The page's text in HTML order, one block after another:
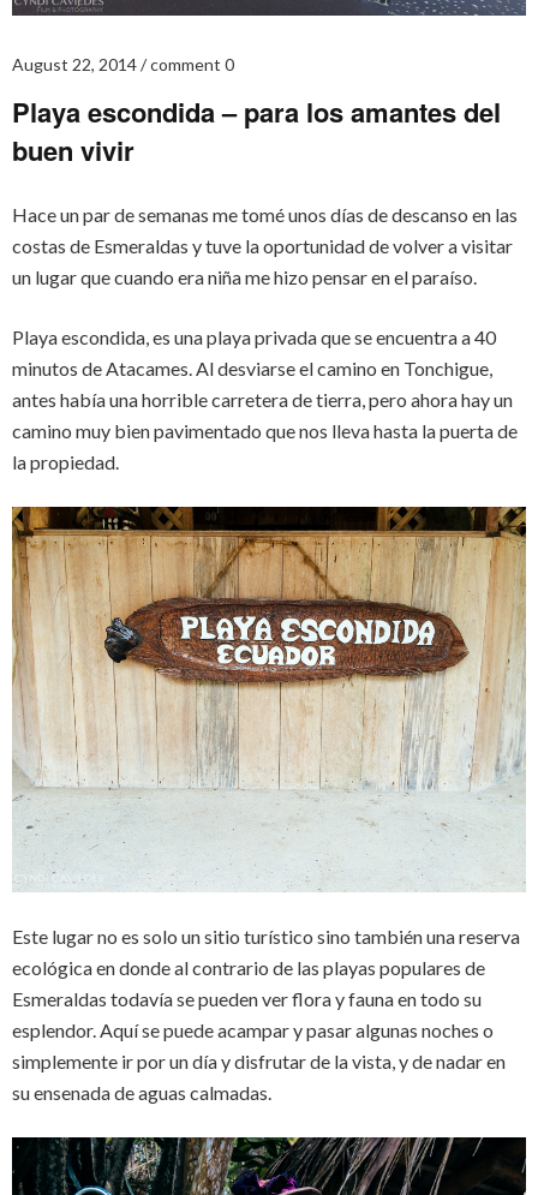
August 22, 2014 comment 0
Playa escondida – para los amantes del
buen vivir
Hace un par de semanas me tomé unos días de descanso en las
costas de Esmeraldas y tuve la oportunidad de volver a visitar
un lugar que cuando era niña me hizo pensar en el paraíso.
Playa escondida, es una playa privada que se encuentra a 40
minutos de Atacames. Al desviarse el camino en Tonchigue,
antes había una horrible carretera de tierra, pero ahora hay un
camino muy bien pavimentado que nos lleva hasta la puerta de
la propiedad.
Este lugar no es solo un sitio turístico sino también una reserva
ecológica en donde al contrario de las playas populares de
Esmeraldas todavía se pueden ver flora y fauna en todo su
esplendor. Aquí se puede acampar y pasar algunas noches o
simplemente ir por un día y disfrutar de la vista, y de nadar en
su ensenada de aguas calmadas.